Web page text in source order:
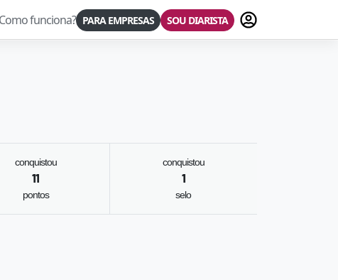
Como funciona? PARA EMPRESAS SOU DIARISTA Fazer login
conquistou
11
pontos
conquistou
1
selo